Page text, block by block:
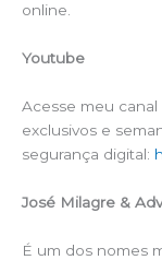
online.
Youtube
Acesse meu
exclusivos e
segurança digital:
José Milagre &
É um dos nomes